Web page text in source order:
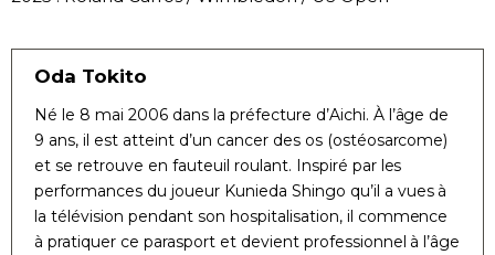
Oda Tokito
Né le 8 mai 2006 dans la préfecture d’Aichi. À l’âge de
9 ans, il est atteint d’un cancer des os (ostéosarcome)
et se retrouve en fauteuil roulant. Inspiré par les
performances du joueur Kunieda Shingo qu’il a vues à
la télévision pendant son hospitalisation, il commence
à pratiquer ce parasport et devient professionnel à l’âge